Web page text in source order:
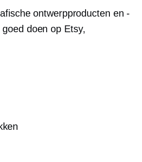
ontwerpproducten en -
doen op Etsy,